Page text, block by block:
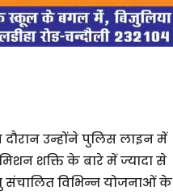
उन्होंने पुलिस लाइन में
शक्ति के बारे में ज्यादा से
संचालित विभिन्न योजनाओं के